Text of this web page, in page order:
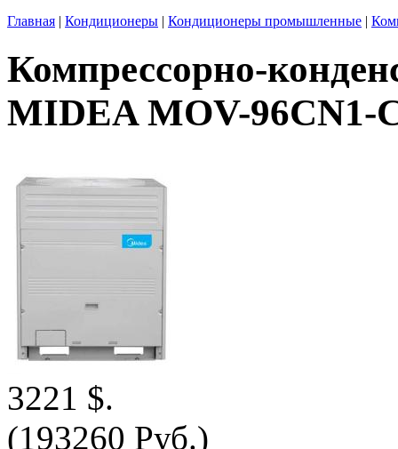
Главная | Кондиционеры | Кондиционеры промышленные |
Компрессорно-
MIDEA MOV-96CN1-
3221 $.
(193260 Руб.)